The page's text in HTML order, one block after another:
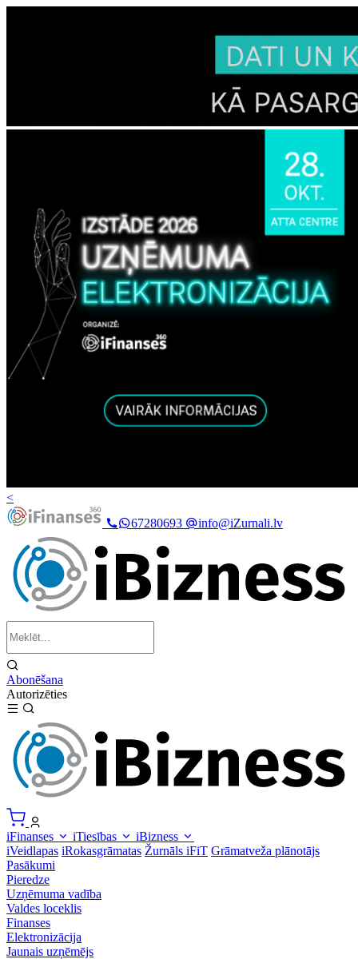
<
67280693
info@iZurnali.lv
Abonēšana
Autorizēties
iFinanses iTiesības
iBizness
iVeidlapas iRokasgrāmatas Žurnāls iFiT Grāmatveža plānotājs
Pasākumi
Pieredze
Uzņēmuma vadība
Valdes loceklis
Finanses
Elektronizācija
Jaunais uzņēmējs